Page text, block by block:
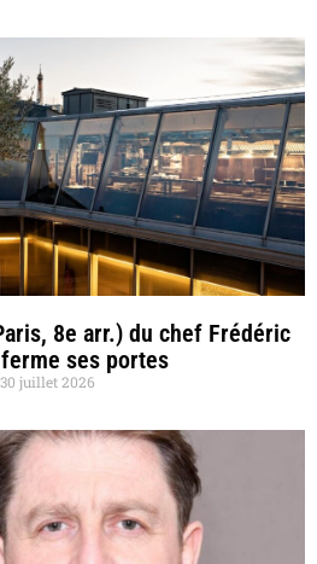
8e arr.) du chef Frédéric
ses portes
30 juillet 2026